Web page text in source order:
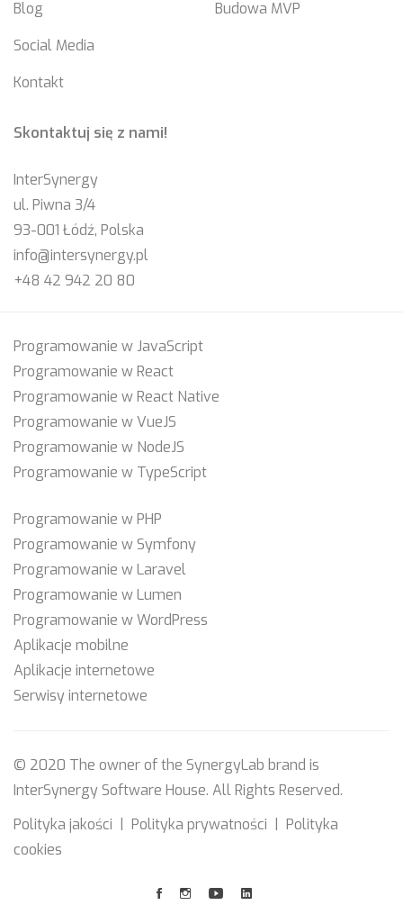
Blog
Social Media
Kontakt
Budowa MVP
Skontaktuj się z nami!
InterSynergy
ul. Piwna 3/4
93-001 Łódź, Polska
info@intersynergy.pl
+48 42 942 20 80
Programowanie w JavaScript
Programowanie w React
Programowanie w React Native
Programowanie w VueJS
Programowanie w NodeJS
Programowanie w TypeScript
Programowanie w PHP
Programowanie w Symfony
Programowanie w Laravel
Programowanie w Lumen
Programowanie w WordPress
Aplikacje mobilne
Aplikacje internetowe
Serwisy internetowe
© 2020 The owner of the SynergyLab brand is
InterSynergy Software House. All Rights Reserved.
Polityka jakości
Polityka prywatności
Polityka
cookies